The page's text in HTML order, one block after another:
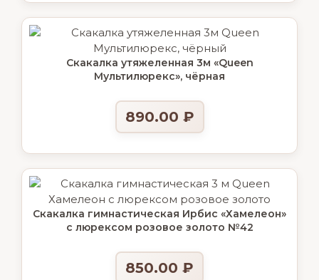
Скакалка утяжеленная 3м «Queen
Мультилюрекс», чёрная
890.00 ₽
Скакалка гимнастическая Ирбис «Хамелеон»
с люрексом розовое золото №42
850.00 ₽